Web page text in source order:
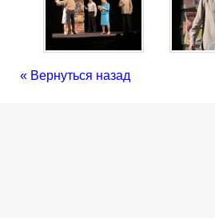
« Вернуться назад